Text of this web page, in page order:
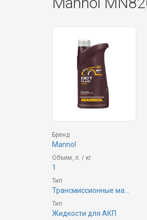
Бренд
Mannol
Объем, л. / кг.
1
Тип
Трансмиссионные ма...
Тип
Жидкости для АКП